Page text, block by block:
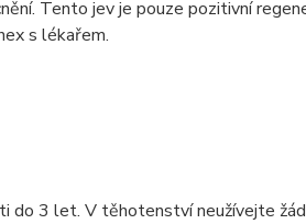
Tento jev je pouze pozitivní
s lékařem.
do 3 let. V těhotenství neužívejte